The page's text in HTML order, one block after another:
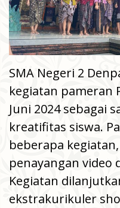
SMA Negeri 2
kegiatan pameran
Juni 2024 sebagai
kreatifitas siswa.
beberapa
penayangan video
Kegiatan
ekstrakurikuler